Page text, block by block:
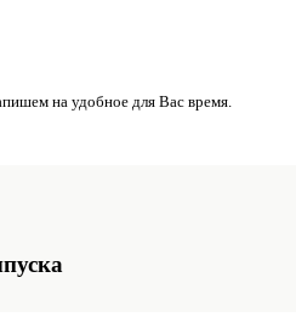
на удобное для Вас время.